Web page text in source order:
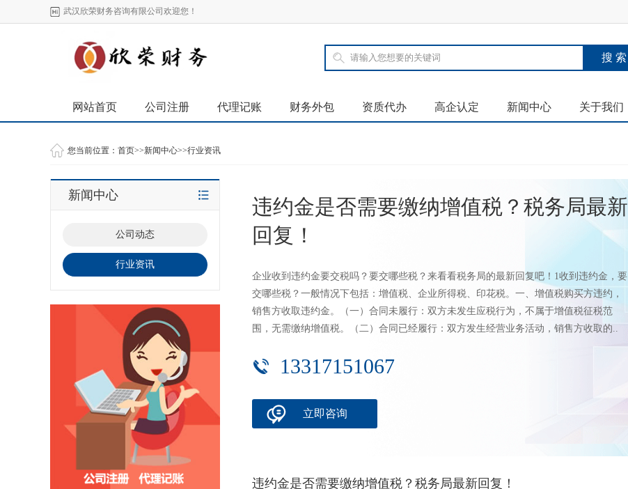
武汉欣荣财务咨询有限公司欢迎您！
网站首页 公司注册 代理记账 财务外包 资质代办 高企认定 新闻中心 关于我们
您当前位置： 首页>>新闻中心>>行业资讯
新闻中心
公司动态
行业资讯
违约金是否需要缴纳增值税？税务局最新
回复！
企业收到违约金要交税吗？要交哪些税？来看看税务局的最新回复吧！1收到违约金，要
交哪些税？一般情况下包括：增值税、企业所得税、印花税。一、增值税购买方违约，
销售方收取违约金。（一）合同未履行：双方未发生应税行为，不属于增值税征税范
围，无需缴纳增值税。（二）合同已经履行：双方发生经营业务活动，销售方收取的..
13317151067
立即咨询
违约金是否需要缴纳增值税？税务局最新回复！